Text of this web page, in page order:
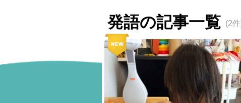
発語の記事一覧 (2